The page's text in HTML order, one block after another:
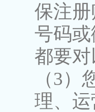
保注
号码
都要
（3
理、